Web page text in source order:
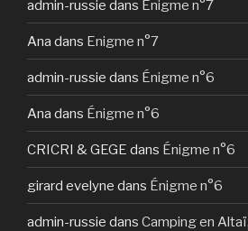
admin-russie dans Enigme n°7
Ana dans Enigme n°7
admin-russie dans Énigme n°6
Ana dans Énigme n°6
CRICRI & GEGE dans Énigme n°6
girard evelyne dans Énigme n°6
admin-russie dans Camping en